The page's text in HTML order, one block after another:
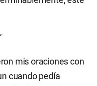
mis oraciones con
cuando pedía